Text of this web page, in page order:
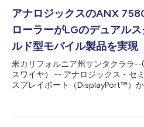
アナロジックスのANX
ローラーがLGのデュアル
ルド型モバイル製品を実現
米カリフォルニア州サンタクララ--(
スワイヤ） -- アナロジックス・セ
スプレイポート（DisplayPort™）か
最新の事例では、LG V60 ThinQ、